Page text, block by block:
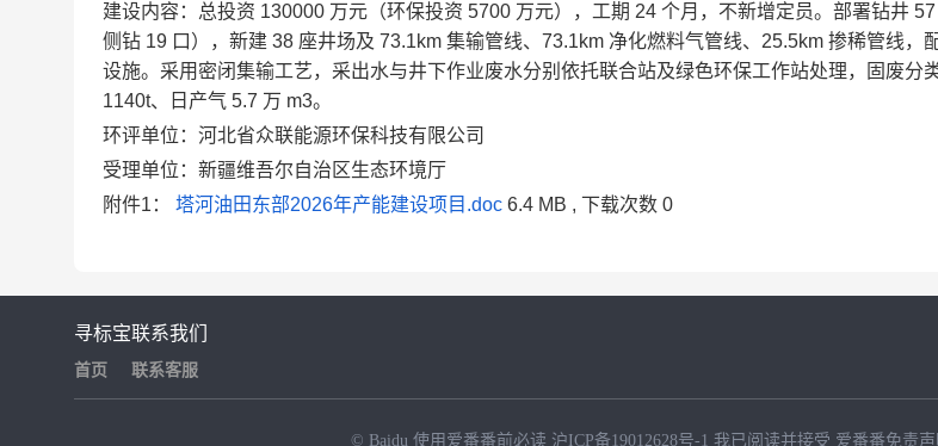
建设内容：总投资 130000 万元（环保投资 5700 万元），工期 24 个月，不新增定员。部署钻井
侧钻 19 口），新建 38 座井场及 73.1km 集输管线、73.1km 净化燃料气管线、25.5km 掺稀管线，
设施。采用密闭集输工艺，采出水与井下作业废水分别依托联合站及绿色环保工作站处理，固废分
1140t、日产气 5.7 万 m3。
环评单位：河北省众联能源环保科技有限公司
受理单位：新疆维吾尔自治区生态环境厅
附件1：
塔河油田东部2026年产能建设项目.doc 6.4 MB , 下载次数 0
寻标宝
首页
联系我们
联系客服
© Baidu 使用爱番番前必读 沪ICP备19012628号-1 我已阅读并接受 爱番番免责声